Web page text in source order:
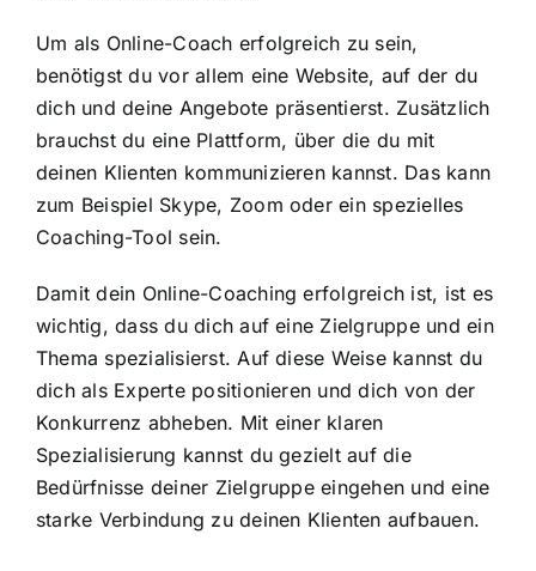
Um als Online-Coach erfolgreich zu sein,
benötigst du vor allem eine Website, auf der du
dich und deine Angebote präsentierst. Zusätzlich
brauchst du eine Plattform, über die du mit
deinen Klienten kommunizieren kannst. Das kann
zum Beispiel Skype, Zoom oder ein spezielles
Coaching-Tool sein.
Damit dein Online-Coaching erfolgreich ist, ist es
wichtig, dass du dich auf eine Zielgruppe und ein
Thema spezialisierst. Auf diese Weise kannst du
dich als Experte positionieren und dich von der
Konkurrenz abheben. Mit einer klaren
Spezialisierung kannst du gezielt auf die
Bedürfnisse deiner Zielgruppe eingehen und eine
starke Verbindung zu deinen Klienten aufbauen.